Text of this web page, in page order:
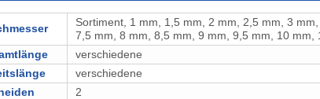
Sortiment, 1 mm, 1,5 mm, 2 mm, 2,5 mm, 3
7,5 mm, 8 mm, 8,5 mm, 9 mm, 9,5 mm, 10
verschiedene
verschiedene
2